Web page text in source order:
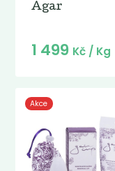
Agar
1 499 Kč / Kg
Akce